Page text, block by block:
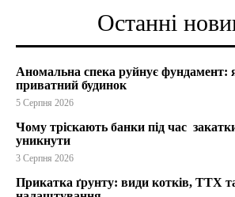
Останні
Аномальна спека руйнує фундамент:
приватний будинок
5 Серпня 2026
Чому тріскають банки під час
уникнути
3 Серпня 2026
Прикатка ґрунту: види котків, ТТХ